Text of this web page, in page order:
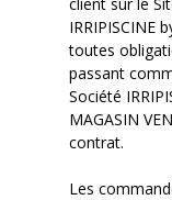
IRRIPISCINE
toutes
passant
Société IRRI
MAGASIN
contrat.
Les